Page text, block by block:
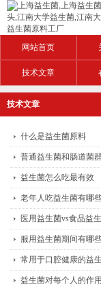
网站首页
技术文章
技术文章
什么是益生菌原料
普通益生菌和肠道菌
益生菌怎么吃最有效
老年人吃益生菌有哪
医用益生菌vs食品益
服用益生菌期间有哪
常用于口腔健康的益
益生菌对每个人的作